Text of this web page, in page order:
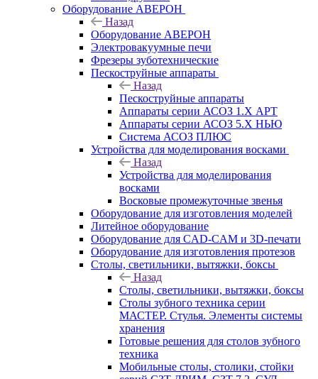
Оборудование АВЕРОН
Назад
Оборудование АВЕРОН
Электровакуумные печи
Фрезеры зуботехнические
Пескоструйные аппараты
Назад
Пескоструйные аппараты
Аппараты серии АСОЗ 1.Х АРТ
Аппараты серии АСОЗ 5.Х НЬЮ
Система АСОЗ ПЛЮС
Устройства для моделирования восками
Назад
Устройства для моделирования
восками
Восковые промежуточные звенья
Оборудование для изготовления моделей
Литейное оборудование
Оборудование для CAD-CAM и 3D-печати
Оборудование для изготовления протезов
Cтолы, светильники, вытяжки, боксы
Назад
Cтолы, светильники, вытяжки, боксы
Столы зубного техника серии
МАСТЕР. Стулья. Элементы системы
хранения
Готовые решения для столов зубного
техника
Мобильные столы, столики, стойки